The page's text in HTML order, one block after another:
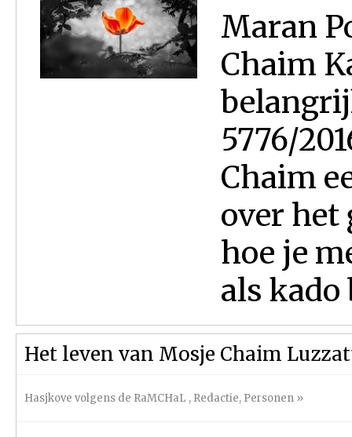
Maran
Chaim
5776/
Chaim
over het
hoe je
als kado
Het leven van Mosje Chaim
Hasjkove volgens de RaMCHaL , Redactie, Personen »